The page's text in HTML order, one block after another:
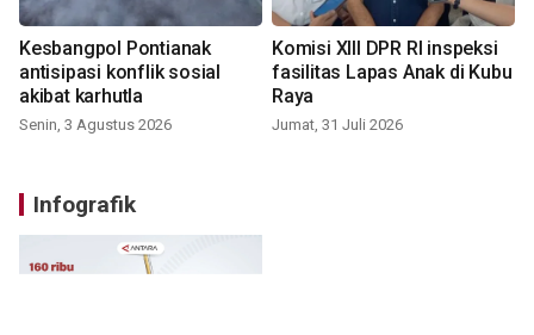
Kesbangpol Pontianak
antisipasi konflik sosial
akibat karhutla
Senin, 3 Agustus 2026
Komisi XIII DPR RI inspeksi
fasilitas Lapas Anak di Kubu
Raya
Jumat, 31 Juli 2026
Infografik